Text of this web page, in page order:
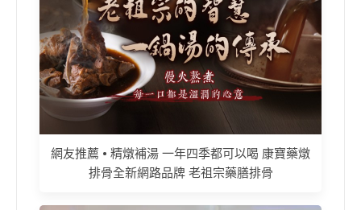
網友推薦 • 精燉補湯 一年四季都可以喝 康寶藥燉
排骨全新網路品牌 老祖宗藥膳排骨